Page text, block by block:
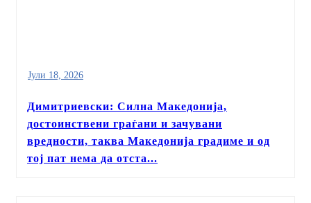
Јули 18, 2026
Димитриевски: Силна Македонија,
достоинствени граѓани и зачувани
вредности, таква Македонија градиме и од
тој пат нема да отста...